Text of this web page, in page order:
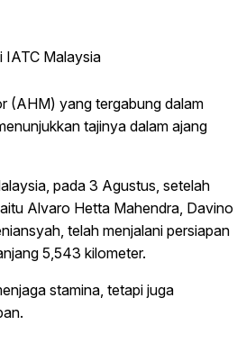
(AHM) yang tergabung dalam
tajinya dalam ajang
pada 3 Agustus, setelah
Alvaro Hetta Mahendra, Davino
telah menjalani persiapan
5,543 kilometer.
stamina, tetapi juga